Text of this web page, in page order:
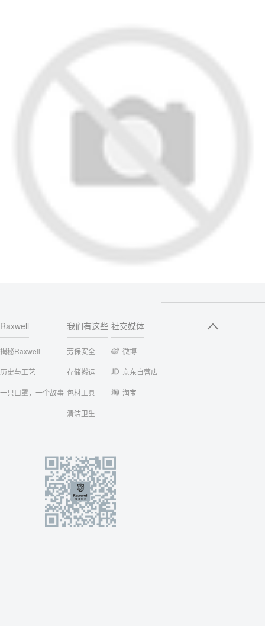
Raxwell
揭秘Raxwell
历史与工艺
一只口罩，一个故事
我们有这些
劳保安全
存储搬运
包材工具
清洁卫生
社交媒体
微博
京东自营店
淘宝